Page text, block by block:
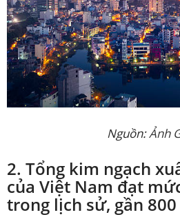
Nguồn:Ảnh
2. Tổng kim ngạch
của Việt Nam đạt
trong lịch sử, gần 800